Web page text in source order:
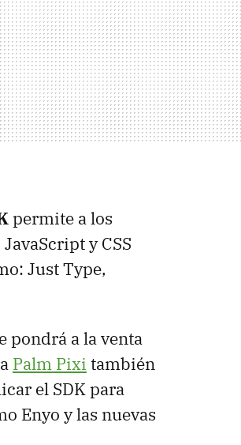
permite a los
JavaScript yCSS
Just Type,
pondrá a la venta
Palm Pixi también
el SDKpara
Enyo y las nuevas